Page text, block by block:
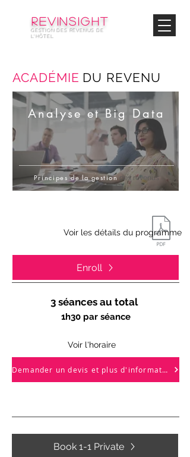
REVinsight
GESTION DES REVENUS DE
L'HÔTEL
ACADÉMIE DU REVENU
Analyse et Big Data
Principes de la gestiondes revenus
Voir les détails du programme
Enroll
3 séances au total
1h30 par séance
Voir l'horaire
Demander un devis et plus d'informations
Book 1-1 Private